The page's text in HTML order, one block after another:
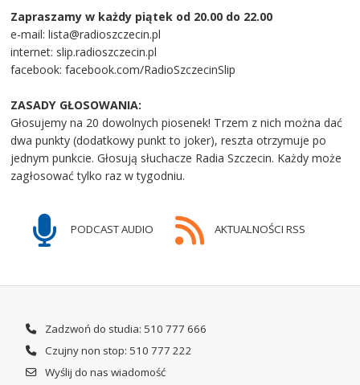
Zapraszamy w każdy piątek od 20.00 do 22.00
e-mail: lista@radioszczecin.pl
internet: slip.radioszczecin.pl
facebook: facebook.com/RadioSzczecinSlip
ZASADY GŁOSOWANIA:
Głosujemy na 20 dowolnych piosenek! Trzem z nich można dać
dwa punkty (dodatkowy punkt to joker), reszta otrzymuje po
jednym punkcie. Głosują słuchacze Radia Szczecin. Każdy może
zagłosować tylko raz w tygodniu.
PODCAST AUDIO AKTUALNOŚCI RSS
Zadzwoń do studia: 510 777 666
Czujny non stop: 510 777 222
Wyślij do nas wiadomość